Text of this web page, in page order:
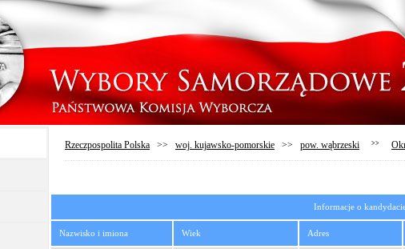
Rzeczpospolita Polska >> woj. kujawsko-pomorskie >> pow. wąbrzeski >>
Informacje o
Nazwisko i imiona Wiek Adres